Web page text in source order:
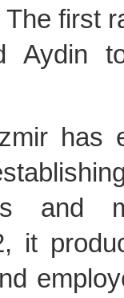
first
Aydin
has
and
it